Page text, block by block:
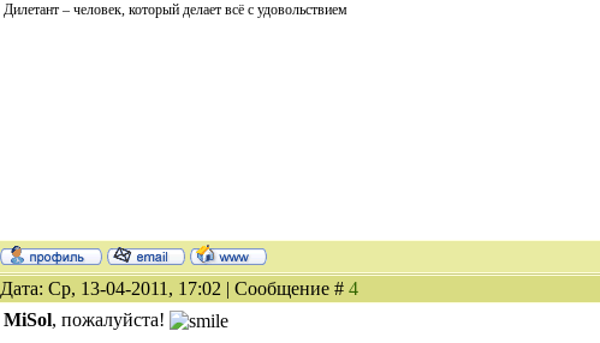
Дилетант – человек, который делает всё с удовольствием
Дата: Ср, 13-04-2011, 17:02 | Сообщение # 4
MiSol, пожалуйста!